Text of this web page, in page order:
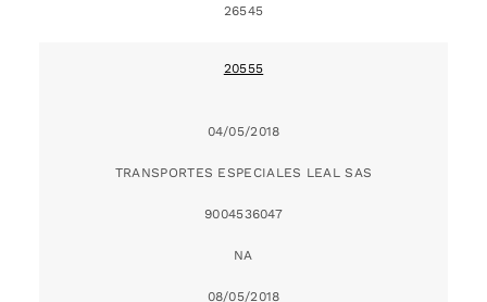
26545
20555
04/05/2018
TRANSPORTES ESPECIALES LEAL SAS
9004536047
NA
08/05/2018